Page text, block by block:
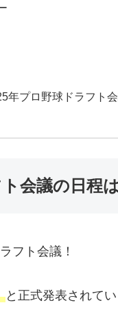
年プロ野球ドラフト
会議の日程
フト会議！
と正式発表されてい